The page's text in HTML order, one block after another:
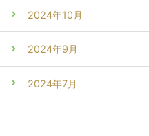
2024年10月
2024年9月
2024年7月